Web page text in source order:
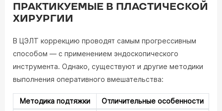
ПРАКТИКУЕМЫЕ В ПЛАСТИЧЕСКОЙ
ХИРУРГИИ
В ЦЭЛТ коррекцию проводят самым прогрессивным
способом — с применением эндоскопического
инструмента. Однако, существуют и другие методики
выполнения оперативного вмешательства:
Методика подтяжки Отличительные особенности